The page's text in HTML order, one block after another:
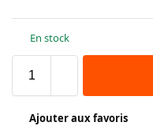
En stock
Ajouter aux favoris